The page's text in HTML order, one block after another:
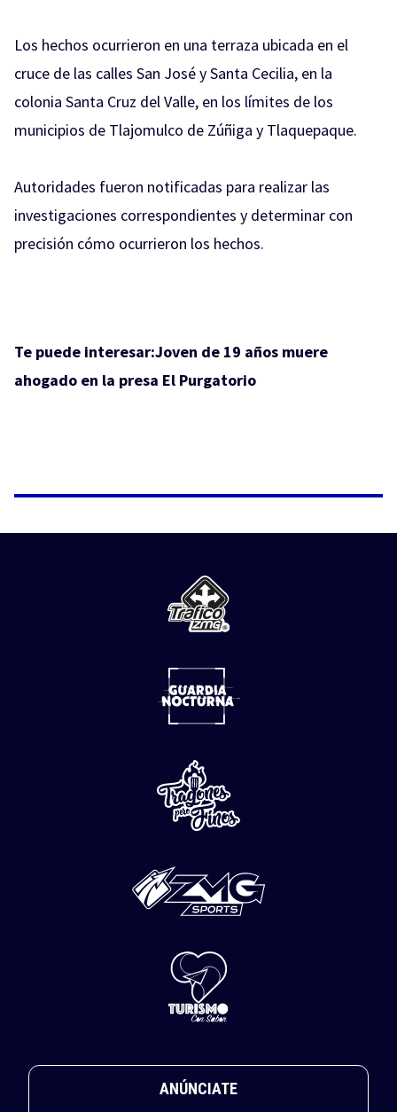
Los hechos ocurrieron en una terraza ubicada en el
cruce de las calles San José y Santa Cecilia, en la
colonia Santa Cruz del Valle, en los límites de los
municipios de Tlajomulco de Zúñiga y Tlaquepaque.
Autoridades fueron notificadas para realizar las
investigaciones correspondientes y determinar con
precisión cómo ocurrieron los hechos.
Te puede interesar:Joven de 19 años muere
ahogado en la presa El Purgatorio
ANÚNCIATE